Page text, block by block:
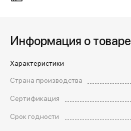
Информация о товаре
Характеристики
Страна производства
Сертификация
Срок годности